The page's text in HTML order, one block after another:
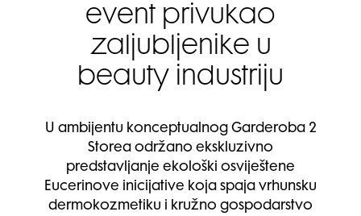
event privukao
zaljubljenike u
beauty industriju
U ambijentu konceptualnog Garderoba 2
Storea održano ekskluzivno
predstavljanje ekološki osviještene
Eucerinove inicijative koja spaja vrhunsku
dermokozmetiku i kružno gospodarstvo